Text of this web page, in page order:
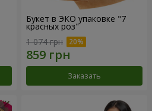
Букет в ЭКО упаковке "7
красных роз"
1 074 грн
Заказать